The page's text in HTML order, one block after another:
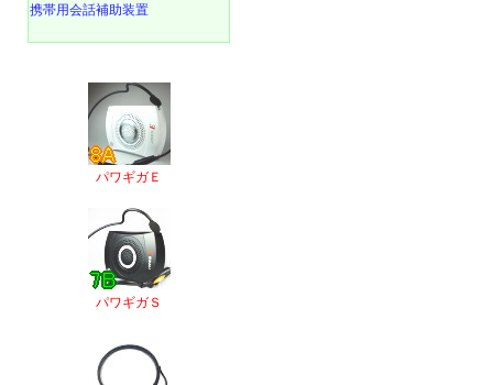
携帯用会話補助装置
パワギガＥ
パワギガＳ